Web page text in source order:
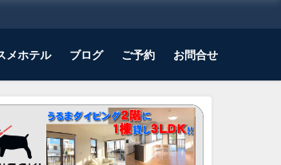
メホテル ブログ ご予約 お問合せ